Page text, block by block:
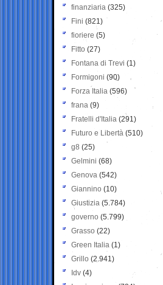
finanziaria (325)
Fini (821)
fioriere (5)
Fitto (27)
Fontana di Trevi (1)
Formigoni (90)
Forza Italia (596)
frana (9)
Fratelli d'Italia (291)
Futuro e Libertà (510)
g8 (25)
Gelmini (68)
Genova (542)
Giannino (10)
Giustizia (5.784)
governo (5.799)
Grasso (22)
Green Italia (1)
Grillo (2.941)
Idv (4)